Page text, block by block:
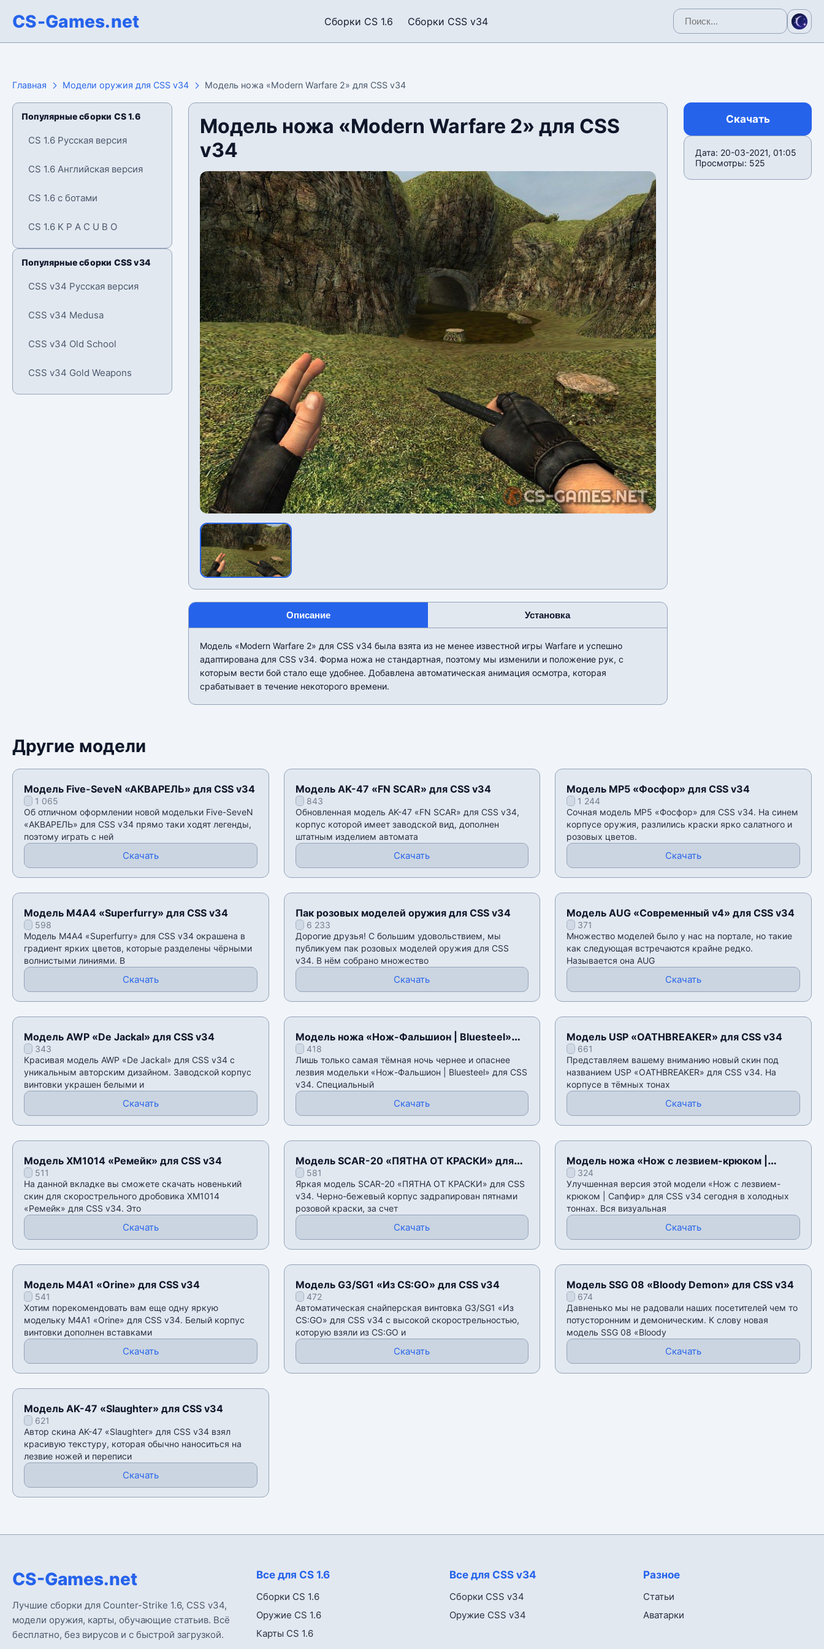
CS-Games.net Сборки CS 1.6 Сборки CSS v34
Главная Модели оружия для CSS v34 Модель ножа «Modern Warfare 2» для CSS v34
Популярные сборки CS 1.6
CS 1.6 Русская версия
CS 1.6 Английская версия
CS 1.6 с ботами
CS 1.6 K P A C U B O
Популярные сборки CSS v34
CSS v34 Русская версия
CSS v34 Medusa
CSS v34 Old School
CSS v34 Gold Weapons
Модель ножа «Modern Warfare 2» для CSS
v34
Описание Установка
Модель «Modern Warfare 2» для CSS v34 была взята из не менее известной игры Warfare и успешно
адаптирована для CSS v34. Форма ножа не стандартная, поэтому мы изменили и положение рук, с
которым вести бой стало еще удобнее. Добавлена автоматическая анимация осмотра, которая
срабатывает в течение некоторого времени.
Скачать
Дата: 20-03-2021, 01:05
Просмотры: 525
Другие модели
Модель Five-SeveN «АКВАРЕЛЬ» для CSS v34
1 065
Об отличном оформлении новой модельки Five-SeveN
«АКВАРЕЛЬ» для CSS v34 прямо таки ходят легенды,
поэтому играть с ней
Скачать
Модель AK-47 «FN SCAR» для CSS v34
843
Обновленная модель AK-47 «FN SCAR» для CSS v34,
корпус которой имеет заводской вид, дополнен
штатным изделием автомата
Скачать
Модель MP5 «Фосфор» для CSS v34
1 244
Сочная модель MP5 «Фосфор» для CSS v34. На синем
корпусе оружия, разлились краски ярко салатного и
розовых цветов.
Скачать
Модель М4А4 «Superfurry» для CSS v34
598
Модель М4А4 «Superfurry» для CSS v34 окрашена в
градиент ярких цветов, которые разделены чёрными
волнистыми линиями. В
Скачать
Пак розовых моделей оружия для CSS v34
6 233
Дорогие друзья! С большим удовольствием, мы
публикуем пак розовых моделей оружия для CSS
v34. В нём собрано множество
Скачать
Модель AUG «Современный v4» для CSS v34
371
Множество моделей было у нас на портале, но такие
как следующая встречаются крайне редко.
Называется она AUG
Скачать
Модель AWP «De Jackal» для CSS v34
343
Красивая модель AWP «De Jackal» для CSS v34 с
уникальным авторским дизайном. Заводской корпус
винтовки украшен белыми и
Скачать
Модель ножа «Нож-Фальшион | Bluesteel»
для CSS v34
418
Лишь только самая тёмная ночь чернее и опаснее
лезвия модельки «Нож-Фальшион | Bluesteel» для CSS
v34. Специальный
Скачать
Модель USP «OATHBREAKER» для CSS v34
661
Представляем вашему вниманию новый скин под
названием USP «OATHBREAKER» для CSS v34. На
корпусе в тёмных тонах
Скачать
Модель XM1014 «Ремейк» для CSS v34
511
На данной вкладке вы сможете скачать новенький
скин для скорострельного дробовика XM1014
«Ремейк» для CSS v34. Это
Скачать
Модель SCAR-20 «ПЯТНА ОТ КРАСКИ» для
CSS v34
581
Яркая модель SCAR-20 «ПЯТНА ОТ КРАСКИ» для CSS
v34. Черно-бежевый корпус задрапирован пятнами
розовой краски, за счет
Скачать
Модель ножа «Нож с лезвием-крюком |
Градиент» для CSS v34
324
Улучшенная версия этой модели «Нож с лезвием-
крюком | Сапфир» для CSS v34 сегодня в холодных
тоннах. Вся визуальная
Скачать
Модель M4A1 «Orine» для CSS v34
541
Хотим порекомендовать вам еще одну яркую
модельку M4A1 «Orine» для CSS v34. Белый корпус
винтовки дополнен вставками
Скачать
Модель G3/SG1 «Из CS:GO» для CSS v34
472
Автоматическая снайперская винтовка G3/SG1 «Из
CS:GO» для CSS v34 с высокой скорострельностью,
которую взяли из CS:GO и
Скачать
Модель SSG 08 «Bloody Demon» для CSS v34
674
Давненько мы не радовали наших посетителей чем то
потусторонним и демоническим. К слову новая
модель SSG 08 «Bloody
Скачать
Модель AK-47 «Slaughter» для CSS v34
621
Автор скина AK-47 «Slaughter» для CSS v34 взял
красивую текстуру, которая обычно наноситься на
лезвие ножей и переписи
Скачать
CS-Games.net
Лучшие сборки для Counter-Strike 1.6, CSS v34,
модели оружия, карты, обучающие статьив. Всё
бесплатно, без вирусов и с быстрой загрузкой.
Все для CS 1.6
Сборки CS 1.6
Оружие CS 1.6
Карты CS 1.6
Все для CSS v34
Сборки CSS v34
Оружие CSS v34
Разное
Статьи
Аватарки